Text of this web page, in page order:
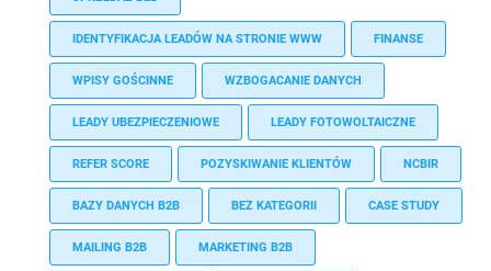
IDENTYFIKACJA LEADÓW NA STRONIE WWW FINANSE
WPISY GOŚCINNE WZBOGACANIE DANYCH
LEADY UBEZPIECZENIOWE LEADY FOTOWOLTAICZNE
REFER SCORE POZYSKIWANIE KLIENTÓW NCBIR
BAZY DANYCH B2B BEZ KATEGORII CASE STUDY
MAILING B2B MARKETING B2B